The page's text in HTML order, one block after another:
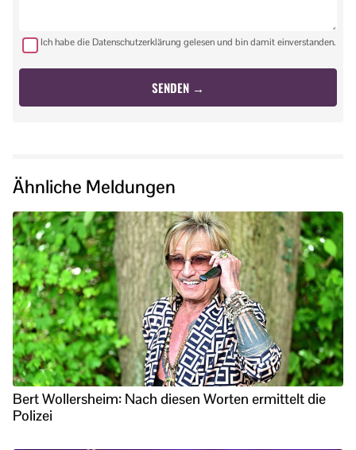
Ich habe die Datenschutzerklärung gelesen und bin damit einverstanden.
Ähnliche Meldungen
Bert Wollersheim: Nach diesen Worten ermittelt die
Polizei